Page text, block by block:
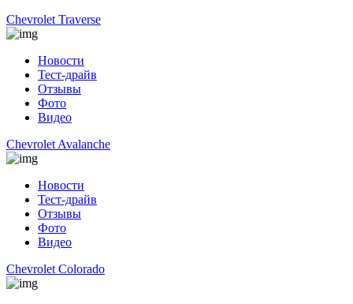
Chevrolet Traverse
Новости
Тест-драйв
Отзывы
Фото
Видео
Chevrolet Avalanche
Новости
Тест-драйв
Отзывы
Фото
Видео
Chevrolet Colorado